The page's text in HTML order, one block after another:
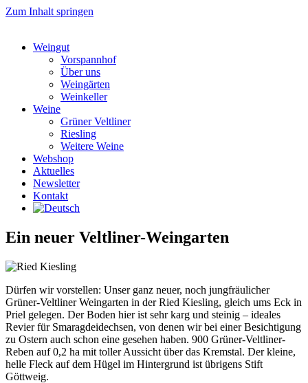
Zum Inhalt springen
Weingut
Vorspannhof
Über uns
Weingärten
Weinkeller
Weine
Grüner Veltliner
Riesling
Weitere Weine
Webshop
Aktuelles
Newsletter
Kontakt
Ein neuer Veltliner-Weingarten
Dürfen wir vorstellen: Unser ganz neuer, noch jungfräulicher
Grüner-Veltliner Weingarten in der Ried Kiesling, gleich ums Eck in
Priel gelegen. Der Boden hier ist sehr karg und steinig – ideales
Revier für Smaragdeidechsen, von denen wir bei einer Besichtigung
zu Ostern auch schon eine gesehen haben. 900 Grüner-Veltliner-
Reben auf 0,2 ha mit toller Aussicht über das Kremstal. Der kleine,
helle Fleck auf dem Hügel im Hintergrund ist übrigens Stift
Göttweig.